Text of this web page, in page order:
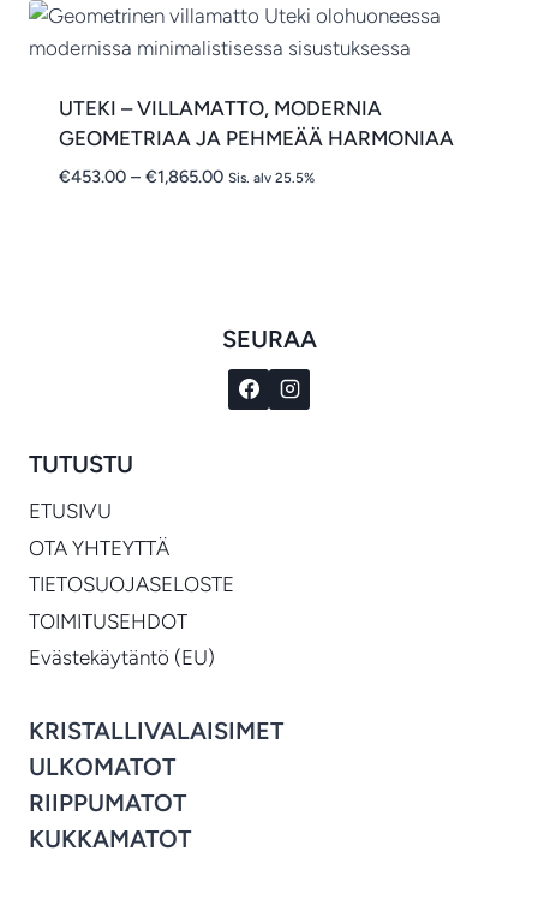
UTEKI – VILLAMATTO, MODERNIA
GEOMETRIAA JA PEHMEÄÄ HARMONIAA
€453.00 – €1,865.00Hintaluokka:
Sis. alv 25.5%
SEURAA
TUTUSTU
ETUSIVU
OTA YHTEYTTÄ
TIETOSUOJASELOSTE
TOIMITUSEHDOT
Evästekäytäntö (EU)
KRISTALLIVALAISIMET
ULKOMATOT
RIIPPUMATOT
KUKKAMATOT